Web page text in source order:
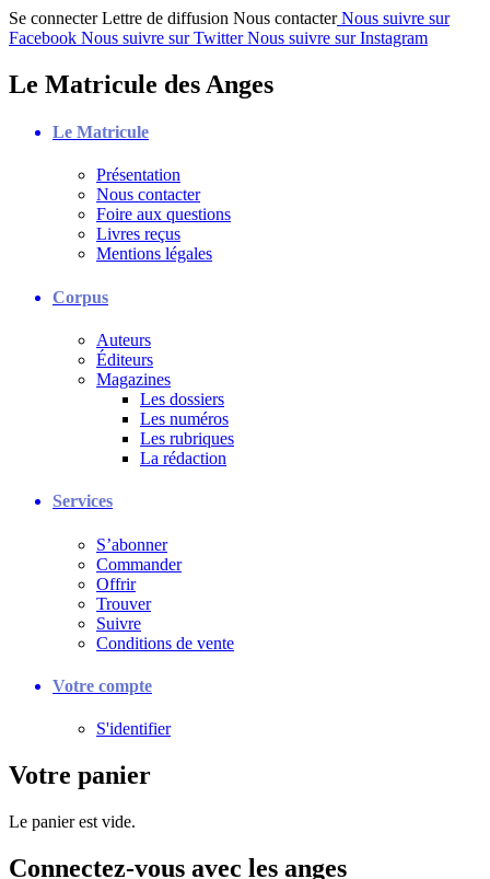
Se connecter Lettre de diffusion Nous contacter Nous suivre sur
Facebook Nous suivre sur Twitter Nous suivre sur Instagram
Le Matricule des Anges
Le Matricule
Présentation
Nous contacter
Foire aux questions
Livres reçus
Mentions légales
Corpus
Auteurs
Éditeurs
Magazines
Les dossiers
Les numéros
Les rubriques
La rédaction
Services
S’abonner
Commander
Offrir
Trouver
Suivre
Conditions de vente
Votre compte
S'identifier
Votre panier
Le panier est vide.
Connectez-vous avec les anges